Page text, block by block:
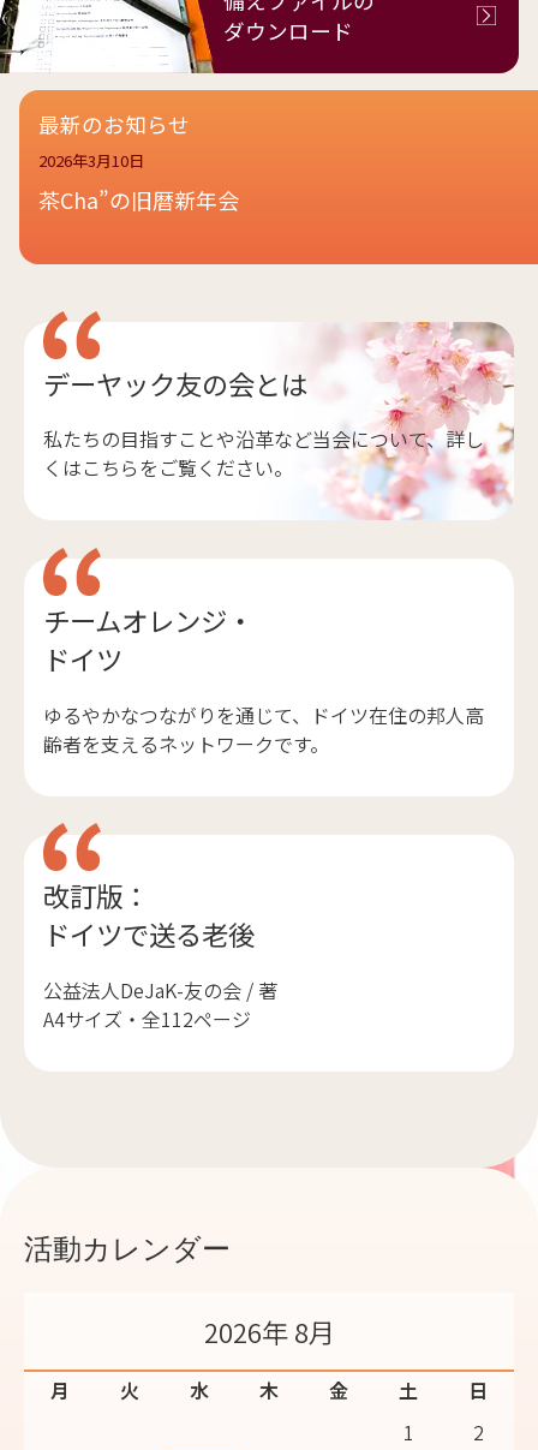
ダウンロード
最新のお知らせ
2026年3月10日
茶Cha”の旧暦新年会
デーヤック友の会とは
私たちの目指すことや沿革など当会について、詳し
くはこちらをご覧ください。
チームオレンジ・
ドイツ
ゆるやかなつながりを通じて、ドイツ在住の邦人高
齢者を支えるネットワークです。
改訂版：
ドイツで送る老後
公益法人DeJaK-友の会 / 著
A4サイズ・全112ページ
活動カレンダー
2026年 8月
月 火 水 木 金 土
日
1
2